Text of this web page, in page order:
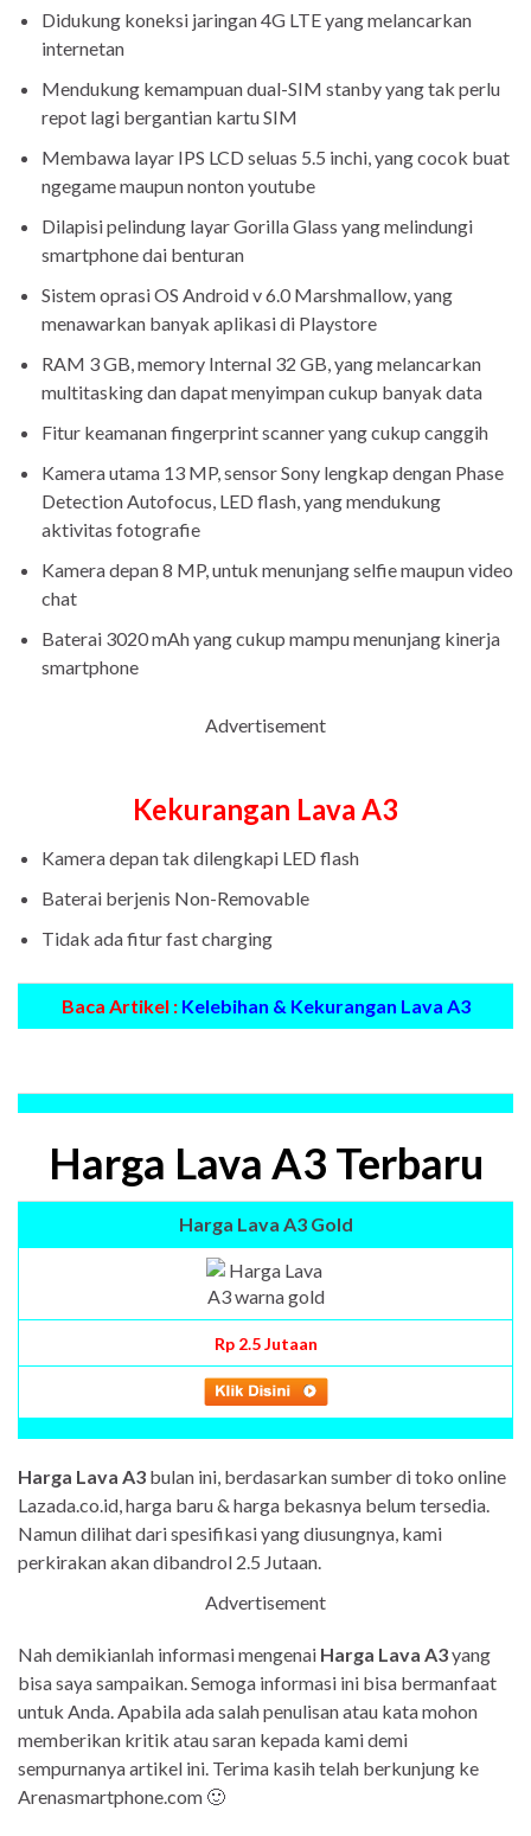
Didukung koneksi jaringan 4G LTE yang melancarkan
internetan
Mendukung kemampuan dual-SIM stanby yang tak perlu
repot lagi bergantian kartu SIM
Membawa layar IPS LCD seluas 5.5 inchi, yang cocok buat
ngegame maupun nonton youtube
Dilapisi pelindung layar Gorilla Glass yang melindungi
smartphone dai benturan
Sistem oprasi OS Android v 6.0 Marshmallow, yang
menawarkan banyak aplikasi di Playstore
RAM 3 GB, memory Internal 32 GB, yang melancarkan
multitasking dan dapat menyimpan cukup banyak data
Fitur keamanan fingerprint scanner yang cukup canggih
Kamera utama 13 MP, sensor Sony lengkap dengan Phase
Detection Autofocus, LED flash, yang mendukung
aktivitas fotografie
Kamera depan 8 MP, untuk menunjang selfie maupun video
chat
Baterai 3020 mAh yang cukup mampu menunjang kinerja
smartphone
Advertisement
Kekurangan Lava A3
Kamera depan tak dilengkapi LED flash
Baterai berjenis Non-Removable
Tidak ada fitur fast charging
Baca Artikel : Kelebihan & Kekurangan Lava A3
Harga Lava A3 Terbaru
Harga Lava A3 Gold
Rp 2.5 Jutaan
Harga Lava A3 bulan ini, berdasarkan sumber di toko online
Lazada.co.id, harga baru & harga bekasnya belum tersedia.
Namun dilihat dari spesifikasi yang diusungnya, kami
perkirakan akan dibandrol 2.5 Jutaan.
Advertisement
Nah demikianlah informasi mengenai Harga Lava A3yang
bisa saya sampaikan. Semoga informasi ini bisa bermanfaat
untuk Anda. Apabila ada salah penulisan atau kata mohon
memberikan kritik atau saran kepada kami demi
sempurnanya artikel ini. Terima kasih telah berkunjung ke
Arenasmartphone.com 🙂